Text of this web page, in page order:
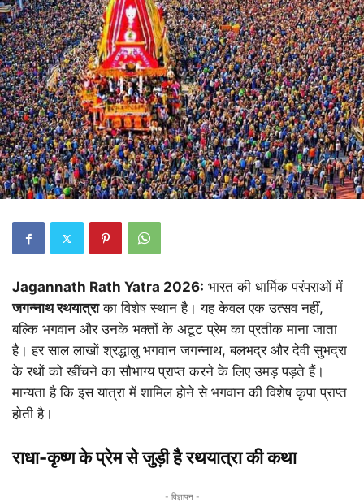
Jagannath Rath Yatra 2026: भारत की धार्मिक परंपराओं में
जगन्नाथ रथयात्राका विशेष स्थान है। यह केवल एक उत्सव नहीं,
बल्कि भगवान और उनके भक्तों के अटूट प्रेम का प्रतीक माना जाता
है। हर साल लाखों श्रद्धालु भगवान जगन्नाथ, बलभद्र और देवी सुभद्रा
के रथों को खींचने का सौभाग्य प्राप्त करने के लिए उमड़ पड़ते हैं।
मान्यता है कि इस यात्रा में शामिल होने से भगवान की विशेष कृपा प्राप्त
होती है।
राधा-कृष्ण के प्रेम से जुड़ी है रथयात्रा की कथा
- विज्ञापन -